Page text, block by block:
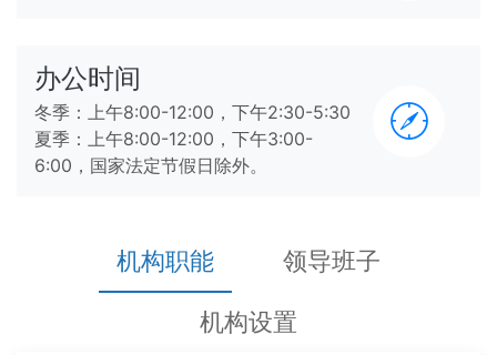
办公时间
冬季：上午8:00-12:00，下午2:30-5:30
夏季：上午8:00-12:00，下午3:00-
6:00，国家法定节假日除外。
机构职能 领导班子
机构设置